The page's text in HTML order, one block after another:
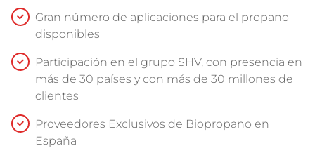
Gran número de aplicaciones para el propano
disponibles
Participación en el grupo SHV, con presencia en
más de 30 países y con más de 30 millones de
clientes
Proveedores Exclusivos de Biopropano en
España